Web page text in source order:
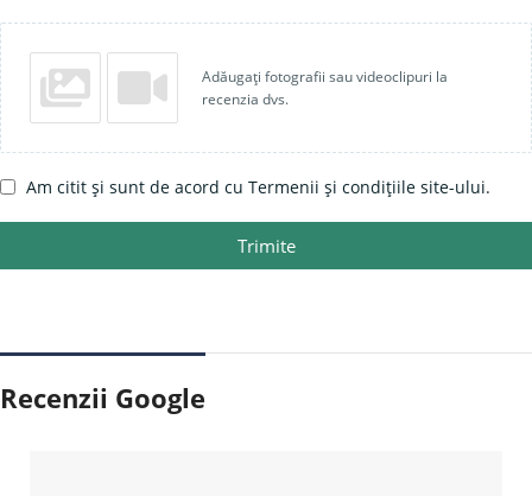
Adăugați fotografii sau videoclipuri la
recenzia dvs.
Am citit și sunt de acord cu Termenii și condițiile site-ului.
Trimite
Recenzii Google